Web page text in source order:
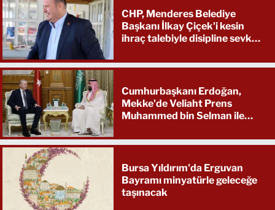
CHP, Menderes Belediye
Başkanı İlkay Çiçek'i kesin
ihraç talebiyle disipline sevk
Cumhurbaşkanı Erdoğan,
Mekke'de Veliaht Prens
Muhammed bin Selman ile
Bursa Yıldırım'da Erguvan
Bayramı minyatürle geleceğe
taşınacak